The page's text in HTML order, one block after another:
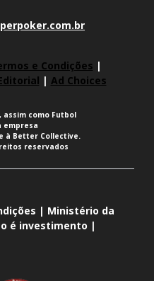
e Condições |
| Ad Choices
assim como Futbol
empresa
à Better Collective.
reservados
| Ministério da
é investimento |